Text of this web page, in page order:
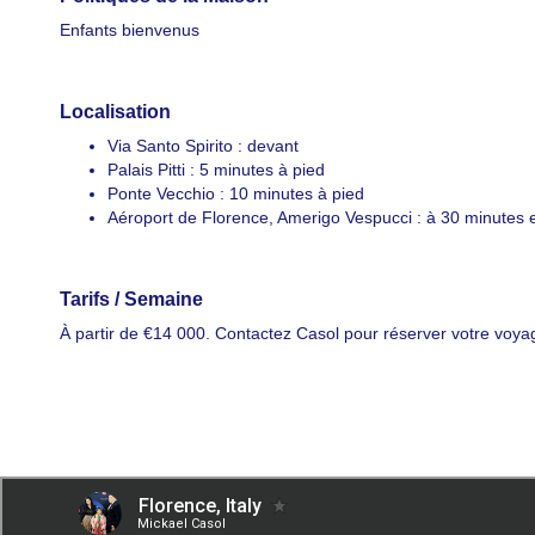
Enfants bienvenus
Localisation
Via Santo Spirito : devant
Palais Pitti : 5 minutes à pied
Ponte Vecchio : 10 minutes à pied
Aéroport de Florence, Amerigo Vespucci : à 30 minutes
Tarifs / Semaine
À partir de €14 000. Contactez Casol pour réserver votre